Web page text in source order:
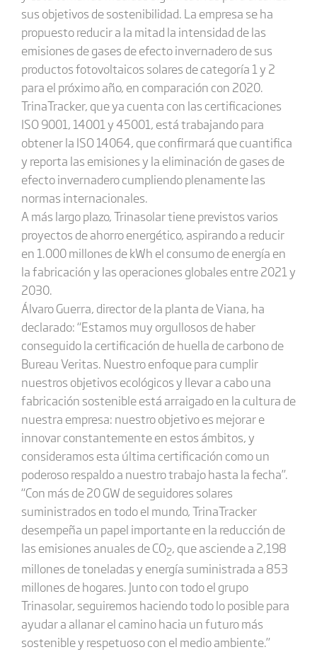
sus objetivos de sostenibilidad. La empresa se ha
propuesto reducir a la mitad la intensidad de las
emisiones de gases de efecto invernadero de sus
productos fotovoltaicos solares de categoría 1 y 2
para el próximo año, en comparación con 2020.
TrinaTracker, que ya cuenta con las certificaciones
ISO 9001, 14001 y 45001, está trabajando para
obtener la ISO 14064, que confirmará que cuantifica
y reporta las emisiones y la eliminación de gases de
efecto invernadero cumpliendo plenamente las
normas internacionales.
A más largo plazo, Trinasolar tiene previstos varios
proyectos de ahorro energético, aspirando a reducir
en 1.000 millones de kWh el consumo de energía en
la fabricación y las operaciones globales entre 2021 y
2030.
Álvaro Guerra, director de la planta de Viana, ha
declarado: “Estamos muy orgullosos de haber
conseguido la certificación de huella de carbono de
Bureau Veritas. Nuestro enfoque para cumplir
nuestros objetivos ecológicos y llevar a cabo una
fabricación sostenible está arraigado en la cultura de
nuestra empresa: nuestro objetivo es mejorar e
innovar constantemente en estos ámbitos, y
consideramos esta última certificación como un
poderoso respaldo a nuestro trabajo hasta la fecha”.
“Con más de 20 GW de seguidores solares
suministrados en todo el mundo, TrinaTracker
desempeña un papel importante en la reducción de
las emisiones anuales de CO2, que asciende a 2,198
millones de toneladas y energía suministrada a 853
millones de hogares. Junto con todo el grupo
Trinasolar, seguiremos haciendo todo lo posible para
ayudar a allanar el camino hacia un futuro más
sostenible y respetuoso con el medio ambiente.”